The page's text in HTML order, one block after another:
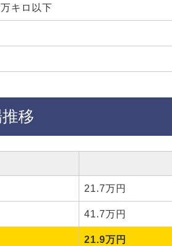
キロ以下
移
21.7万円
41.7万円
21.9万円